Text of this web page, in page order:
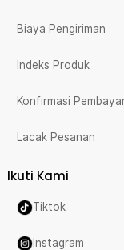
Biaya Pengiriman
Indeks Produk
Konfirmasi
Lacak Pesanan
Ikuti Kami
Tiktok
Instagram